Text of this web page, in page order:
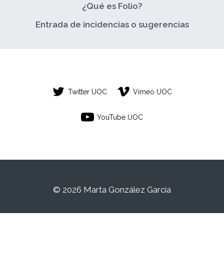
¿Qué es Folio?
Entrada de incidencias o sugerencias
Twitter UOC Vimeo UOC
YouTube UOC
© 2026 Marta González García